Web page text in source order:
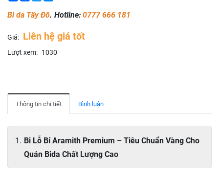
Bi da Tây Đô. Hotline: 0777 666 181
Giá: Liên hệ giá tốt
Lượt xem: 1030
Thông tin chi tiết Bình luận
Bi Lỗ Bỉ Aramith Premium – Tiêu Chuẩn Vàng Cho
Quán Bida Chất Lượng Cao